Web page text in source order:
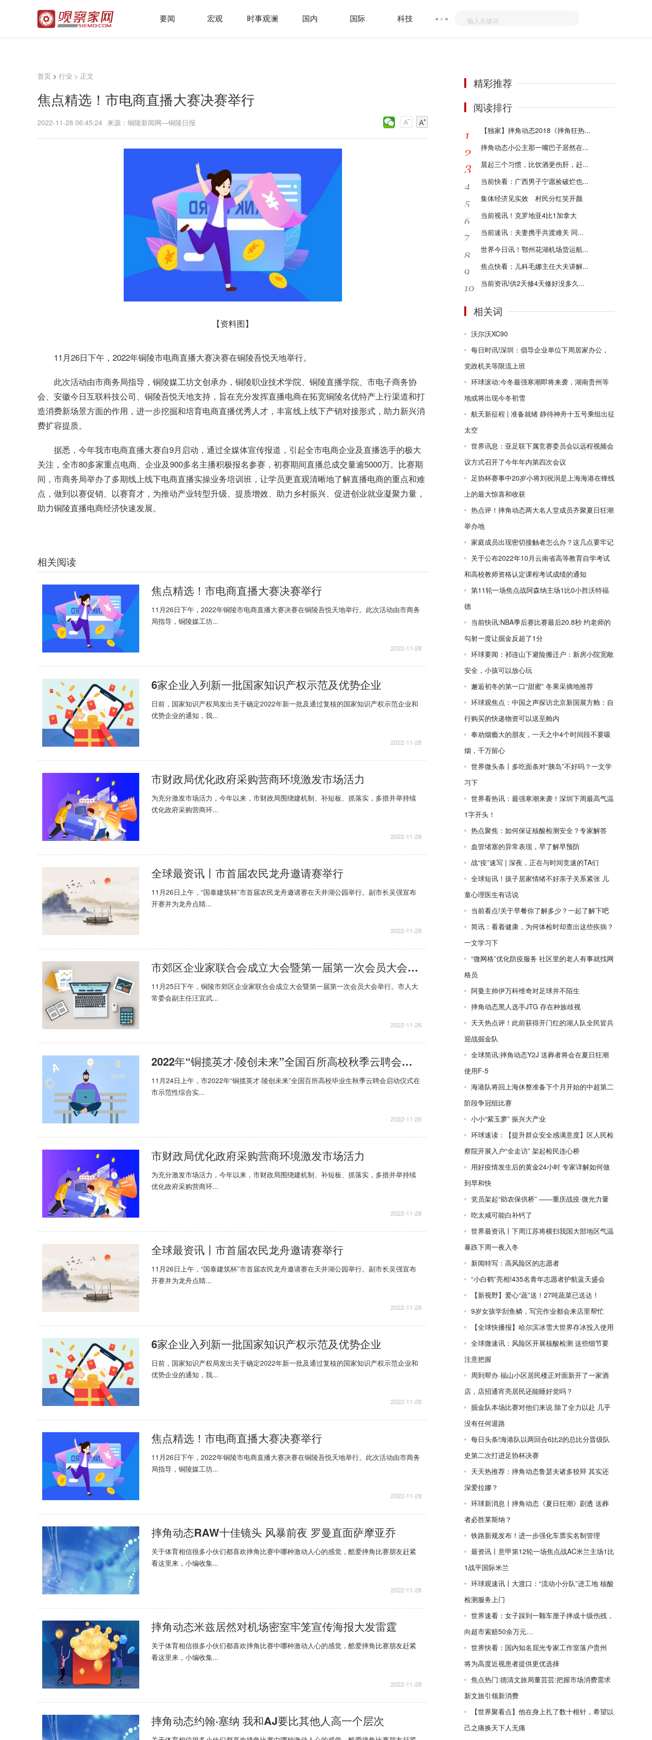
要闻 宏观 时事观澜 国内 国际 科技
首页 > 行业 > 正文
焦点精选！市电商直播大赛决赛举行
2022-11-28 06:45:24 来源：铜陵新闻网—铜陵日报
【资料图】
11月26日下午，2022年铜陵市电商直播大赛决赛在铜陵吾悦天地举行。
此次活动由市商务局指导，铜陵媒工坊文创承办，铜陵职业技术学院、铜陵直播学院、市电子商务协
会、安徽今日互联科技公司、铜陵吾悦天地支持，旨在充分发挥直播电商在拓宽铜陵名优特产上行渠道和打
造消费新场景方面的作用，进一步挖掘和培育电商直播优秀人才，丰富线上线下产销对接形式，助力新兴消
费扩容提质。
据悉，今年我市电商直播大赛自9月启动，通过全媒体宣传报道，引起全市电商企业及直播选手的极大
关注，全市80多家重点电商、企业及900多名主播积极报名参赛，初赛期间直播总成交量逾5000万。比赛期
间，市商务局举办了多期线上线下电商直播实操业务培训班，让学员更直观清晰地了解直播电商的重点和难
点，做到以赛促销、以赛育才，为推动产业转型升级、提质增效、助力乡村振兴、促进创业就业凝聚力量，
助力铜陵直播电商经济快速发展。
相关阅读
焦点精选！市电商直播大赛决赛举行
11月26日下午，2022年铜陵市电商直播大赛决赛在铜陵吾悦天地举行。此次活动由市商务
局指导，铜陵媒工坊...
2022-11-28
6家企业入列新一批国家知识产权示范及优势企业
日前，国家知识产权局发出关于确定2022年新一批及通过复核的国家知识产权示范企业和
优势企业的通知，我...
2022-11-28
市财政局优化政府采购营商环境激发市场活力
为充分激发市场活力，今年以来，市财政局围绕建机制、补短板、抓落实，多措并举持续
优化政府采购营商环...
2022-11-28
全球最资讯丨市首届农民龙舟邀请赛举行
11月26日上午，“国泰建筑杯”市首届农民龙舟邀请赛在天井湖公园举行。副市长吴强宣布
开赛并为龙舟点睛...
2022-11-28
市郊区企业家联合会成立大会暨第一届第一次会员大会举行
11月25日下午，铜陵市郊区企业家联合会成立大会暨第一届第一次会员大会举行。市人大
常委会副主任汪宜武...
2022-11-26
2022年“铜揽英才·陵创未来”全国百所高校秋季云聘会启动
11月24日上午，市2022年“铜揽英才·陵创未来”全国百所高校毕业生秋季云聘会启动仪式在
市示范性综合实...
2022-11-26
市财政局优化政府采购营商环境激发市场活力
为充分激发市场活力，今年以来，市财政局围绕建机制、补短板、抓落实，多措并举持续
优化政府采购营商环...
2022-11-28
全球最资讯丨市首届农民龙舟邀请赛举行
11月26日上午，“国泰建筑杯”市首届农民龙舟邀请赛在天井湖公园举行。副市长吴强宣布
开赛并为龙舟点睛...
2022-11-28
6家企业入列新一批国家知识产权示范及优势企业
日前，国家知识产权局发出关于确定2022年新一批及通过复核的国家知识产权示范企业和
优势企业的通知，我...
2022-11-28
焦点精选！市电商直播大赛决赛举行
11月26日下午，2022年铜陵市电商直播大赛决赛在铜陵吾悦天地举行。此次活动由市商务
局指导，铜陵媒工坊...
2022-11-28
摔角动态RAW十佳镜头 风暴前夜 罗曼直面萨摩亚乔
关于体育相信很多小伙们都喜欢摔角比赛中哪种激动人心的感觉，酷爱摔角比赛朋友赶紧
看这里来，小编收集...
2022-11-28
摔角动态米兹居然对机场密室牢笼宣传海报大发雷霆
关于体育相信很多小伙们都喜欢摔角比赛中哪种激动人心的感觉，酷爱摔角比赛朋友赶紧
看这里来，小编收集...
2022-11-28
摔角动态约翰·塞纳 我和AJ要比其他人高一个层次
精彩推荐
阅读排行
【独家】摔角动态2018《摔角狂热...
摔角动态小公主那一嘴巴子居然在...
晨起三个习惯，比饮酒更伤肝，赶...
当前快看：广西男子宁愿捡破烂也...
集体经济见实效 村民分红笑开颜
当前视讯！克罗地亚4比1加拿大
当前速讯：夫妻携手共渡难关 同...
世界今日讯！鄂州花湖机场货运航...
焦点快看：儿科毛娜主任大夫讲解...
当前资讯!供2天修4天修好没多久...
相关词
沃尔沃XC90
每日时讯!深圳：倡导企业单位下周居家办公，
党政机关等限流上班
环球滚动:今冬最强寒潮即将来袭，湖南贵州等
地或将出现今冬初雪
航天新征程 | 准备就绪 静待神舟十五号乘组出征
太空
世界讯息：亚足联下属竞赛委员会以远程视频会
议方式召开了今年年内第四次会议
足协杯赛事中20岁小将刘祝润是上海海港在锋线
上的最大惊喜和收获
热点评！摔角动态两大名人堂成员齐聚夏日狂潮
举办地
家庭成员出现密切接触者怎么办？这几点要牢记
关于公布2022年10月云南省高等教育自学考试
和高校教师资格认定课程考试成绩的通知
第11轮一场焦点战阿森纳主场1比0小胜沃特福
德
当前快讯:NBA季后赛比赛最后20.8秒 约老师的
勾射一度让掘金反超了1分
环球要闻：祁连山下避险搬迁户：新房小院宽敞
安全，小孩可以放心玩
邂逅初冬的第一口“甜蜜” 冬果采摘地推荐
环球观焦点：中国之声探访北京新国展方舱：自
行购买的快递物资可以送至舱内
奉劝烟瘾大的朋友，一天之中4个时间段不要吸
烟，千万留心
世界微头条丨多吃面条对“胰岛”不好吗？一文学
习下
世界看热讯：最强寒潮来袭！深圳下周最高气温
1字开头！
热点聚焦：如何保证核酸检测安全？专家解答
血管堵塞的异常表现，早了解早预防
战“疫”速写 | 深夜，正在与时间竞速的TA们
全球短讯！孩子居家情绪不好亲子关系紧张 儿
童心理医生有话说
当前看点!关于早餐你了解多少？一起了解下吧
简讯：看着健康，为何体检时却查出这些疾病？
一文学习下
“微网格”优化防疫服务 社区里的老人有事就找网
格员
阿曼主帅伊万科维奇对足球并不陌生
摔角动态黑人选手JTG 存在种族歧视
天天热点评！此前获得开门红的湖人队全民皆兵
迎战掘金队
全球简讯:摔角动态Y2J 送葬者将会在夏日狂潮
使用F-5
海港队将回上海休整准备下个月开始的中超第二
阶段争冠组比赛
小小“紫玉萝” 振兴大产业
环球速读：【提升群众安全感满意度】区人民检
察院开展入户“全走访” 架起检民连心桥
用好疫情发生后的黄金24小时 专家详解如何做
到早和快
党员架起“助农保供桥” ——重庆战疫·微光力量
吃太咸可能白补钙了
世界最资讯丨下周江苏将横扫我国大部地区气温
暴跌下周一夜入冬
新闻特写：高风险区的志愿者
“小白鹤”亮相!435名青年志愿者护航蓝天盛会
【新视野】爱心“蔬”送！27吨蔬菜已送达！
9岁女孩学刮鱼鳞，写完作业都会来店里帮忙
【全球快播报】哈尔滨冰雪大世界存冰投入使用
全球微速讯：风险区开展核酸检测 这些细节要
注意把握
周到帮办 福山小区居民楼正对面新开了一家酒
店，店招通宵亮居民还能睡好觉吗？
掘金队本场比赛对他们来说 除了全力以赴 几乎
没有任何退路
每日头条!海港队以两回合6比2的总比分晋级队
史第二次打进足协杯决赛
天天热推荐：摔角动态鲁瑟夫诸多狡辩 其实还
深爱拉娜？
环球新消息丨摔角动态《夏日狂潮》剧透 送葬
者必胜莱斯纳？
铁路新规发布！进一步强化车票实名制管理
最资讯丨意甲第12轮一场焦点战AC米兰主场1比
1战平国际米兰
环球观速讯丨大渡口：“流动小分队”进工地 ​核酸
检测服务上门
世界速看：女子踩到一颗车厘子摔成十级伤残，
向超市索赔50余万元…
世界快看：国内知名屈光专家工作室落户贵州
将为高度近视患者提供更优选择
焦点热门:德清文旅局董芸芸:把握市场消费需求
新文旅引领新消费
【世界聚看点】他在身上扎了数十根针，希望以
己之痛换天下人无痛